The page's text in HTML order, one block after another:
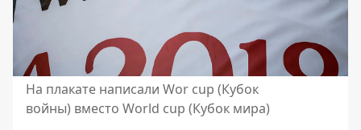
На плакате написали Wor cup (Кубок
войны) вместо World cup (Кубок мира)